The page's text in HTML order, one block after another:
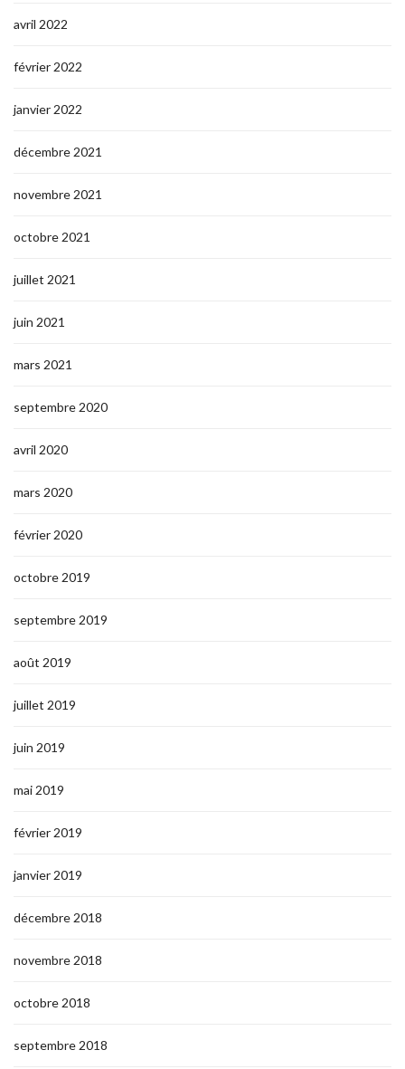
avril 2022
février 2022
janvier 2022
décembre 2021
novembre 2021
octobre 2021
juillet 2021
juin 2021
mars 2021
septembre 2020
avril 2020
mars 2020
février 2020
octobre 2019
septembre 2019
août 2019
juillet 2019
juin 2019
mai 2019
février 2019
janvier 2019
décembre 2018
novembre 2018
octobre 2018
septembre 2018